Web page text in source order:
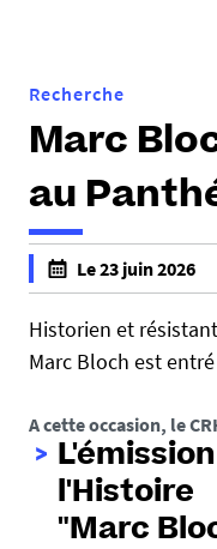
Recherche
Marc
au
Le 23 juin 2026
f
a
l
Historien et
Marc Bloch est
A cette occasion, le
l'Histoire
"Marc